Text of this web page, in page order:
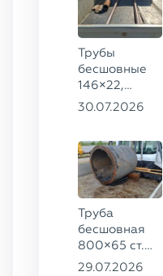
Трубы
бесшовные
146×22,
68×12 ГОСТ
30.07.2026
Труба
бесшовная
800×65 ст.
17ГС
29.07.2026